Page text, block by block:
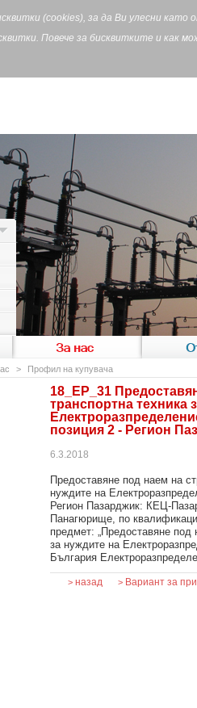
(cookies), за да Ви улесни
Повече за бисквитките и
За нас
> Профил на купувача
18_ЕР_31
транспортна техника
позиция 2 - Регион
6.3.2018
Предоставяне под наем на
нуждите на
Регион Пазарджик: КЕЦ-
Панагюрище, по
предмет: „Предоставяне под
за нуждите на
България
> назад > Вариант за